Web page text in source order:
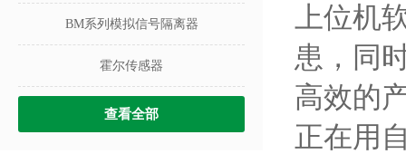
BM系列模拟信号隔离器
霍尔传感器
查看全部
上位机
患，同
高效的
正在用